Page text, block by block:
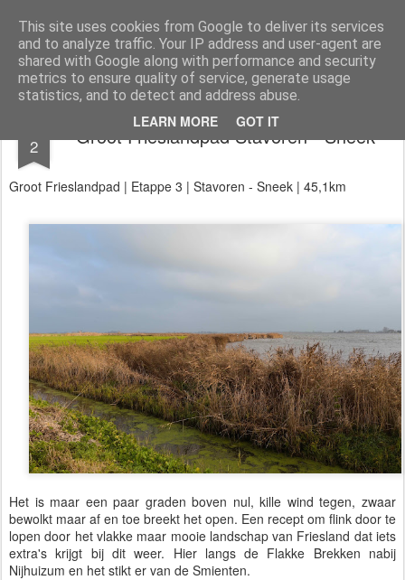
This site uses cookies from Google to deliver its services
and to analyze traffic. Your IP address and user-agent are
shared with Google along with performance and security
metrics to ensure quality of service, generate usage
statistics, and to detect and address abuse.
LEARN MORE GOT IT
Aan de wind een wandelblog
Kaart Dagtochten LAW's Buitenland E2 E9 GR12
2 Groot Frieslandpad Stavoren - Sneek
Groot Frieslandpad | Etappe 3 | Stavoren - Sneek | 45,1km
Het is maar een paar graden boven nul, kille wind tegen, zwaar
bewolkt maar af en toe breekt het open. Een recept om flink door te
lopen door het vlakke maar mooie landschap van Friesland dat iets
extra's krijgt bij dit weer. Hier langs de Flakke Brekken nabij
Nijhuizum en het stikt er van de Smienten.